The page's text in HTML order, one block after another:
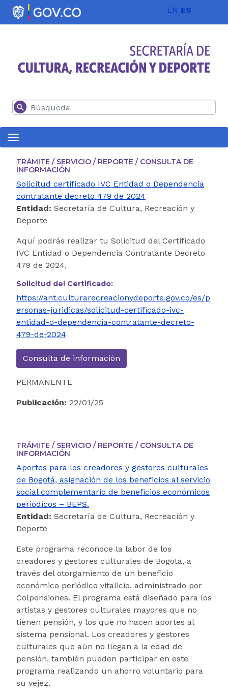
Pasar al contenido principal EN ES
Buscar
TRÁMITE / SERVICIO / REPORTE / CONSULTA DE
INFORMACIÓN
Solicitud certificado IVC Entidad o Dependencia
contratante decreto 479 de 2024
Entidad: Secretaría de Cultura, Recreación y
Deporte
Aquí podrás realizar tu Solicitud del Certificado
IVC Entidad o Dependencia Contratante Decreto
479 de 2024.
Solicitud del Certificado:
https://ant.culturarecreacionydeporte.gov.co/es/p
ersonas-juridicas/solicitud-certificado-ivc-
entidad-o-dependencia-contratante-decreto-
479-de-2024
Consulta de información
PERMANENTE
Publicación: 22/01/25
TRÁMITE / SERVICIO / REPORTE / CONSULTA DE
INFORMACIÓN
Aportes para los creadores y gestores culturales
de Bogotá, asignación de los beneficios al servicio
social complementario de beneficios económicos
periódicos – BEPS.
Entidad: Secretaría de Cultura, Recreación y
Deporte
Este programa reconoce la labor de los
creadores y gestores culturales de Bogotá, a
través del otorgamiento de un beneficio
económico periódico vitalicio, administrado por
Colpensiones. El programa está diseñado para los
artistas y gestores culturales mayores que no
tienen pensión, y los que no hacen aportes al
sistema pensional. Los creadores y gestores
culturales que aún no llegan a la edad de
pensión, también pueden participar en este
programa realizando un ahorro voluntario para
su vejez.